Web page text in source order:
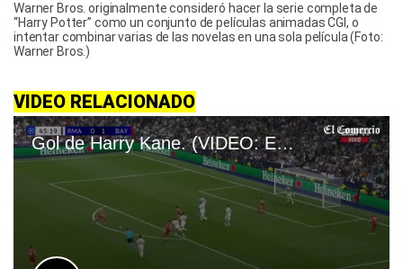
Warner Bros. originalmente consideró hacer la serie completa de
“Harry Potter” como un conjunto de películas animadas CGI, o
intentar combinar varias de las novelas en una sola película (Foto:
Warner Bros.)
VIDEO RELACIONADO
Gol de Harry Kane. (VIDEO: ESPN)